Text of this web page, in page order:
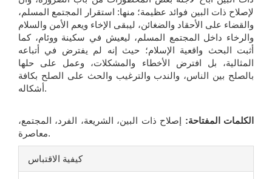
لإصلاح ذات البين فوائد عظيمة؛ منها: استقرار المجتمع المسلم،
والقضاء على الأحقاد والضغائن، ليبقى الإخاء ويعم الأمن والسلام
والرخاء داخل المجتمع المسلم، ليعيش في سكينة ووئام، كما
أثبت البحث واقعية الإسلام؛ حیث إنه لم یفترض في أتباعه
المثالیة، بل افترض الأخطاء والمشكلات، وعمل على حلها
بالصلح بین الناس، والندب والترغيب والحث على الصلح بكافة
أشكاله.
الكلمات المفتاحة: إصلاح ذات البين، الشريعة، الفرد، المجتمع،
معاصرة.
تفاصيل
كيفية الاقتباس